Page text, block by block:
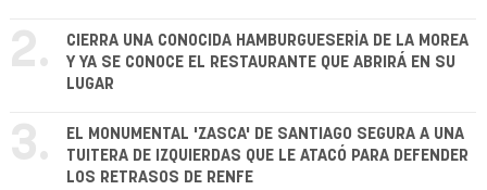
2.
CIERRA UNA CONOCIDA HAMBURGUESERÍA DE LA MOREA
Y YA SE CONOCE EL RESTAURANTE QUE ABRIRÁ EN SU
LUGAR
3.
EL MONUMENTAL 'ZASCA' DE SANTIAGO SEGURA A UNA
TUITERA DE IZQUIERDAS QUE LE ATACÓ PARA DEFENDER
LOS RETRASOS DE RENFE